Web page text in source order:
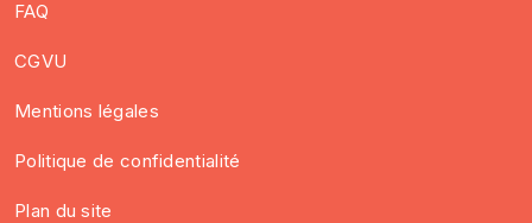
FAQ
CGVU
Mentions légales
Politique de confidentialité
Plan du site